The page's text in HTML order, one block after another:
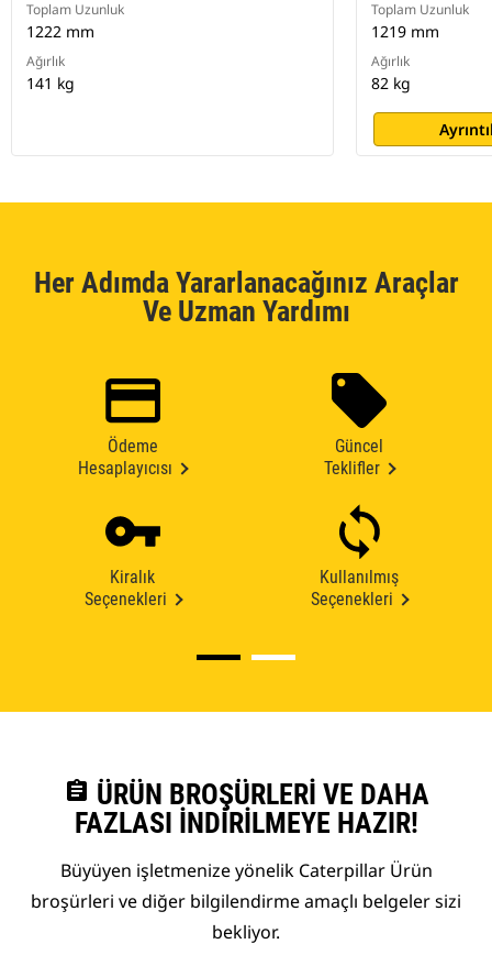
Toplam Uzunluk
1222 mm
Ağırlık
141 kg
Toplam Uzunluk
1219 mm
Ağırlık
82 kg
Her Adımda Yararlanacağınız Araçlar
Ve Uzman Yardımı
Ödeme
Hesaplayıcısı
Güncel
Teklifler
Kiralık
Seçenekleri
Kullanılmış
Seçenekleri
assignment ÜRÜN BROŞÜRLERI VE DAHA
FAZLASI İNDIRILMEYE HAZIR!
Büyüyen işletmenize yönelik Caterpillar Ürün
broşürleri ve diğer bilgilendirme amaçlı belgeler sizi
bekliyor.